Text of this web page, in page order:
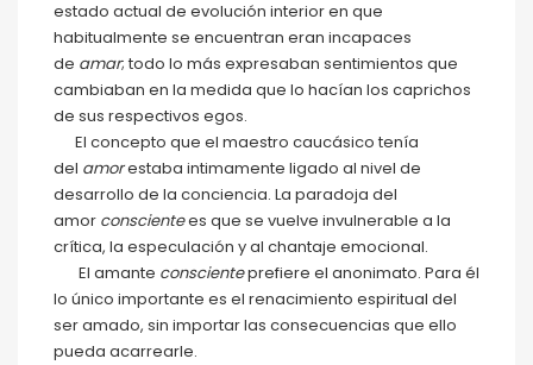
estado actual de evolución interior en que
habitualmente se encuentran eran incapaces
de amar; todo lo más expresaban sentimientos que
cambiaban en la medida que lo hacían los caprichos
de sus respectivos egos.
El concepto que el maestro caucásico tenía
del amorestaba intimamente ligado al nivel de
desarrollo de la conciencia. La paradoja del
amor conscientees que se vuelve invulnerable a la
crítica, la especulación y al chantaje emocional.
El amante conscienteprefiere el anonimato. Para él
lo único importante es el renacimiento espiritual del
ser amado, sin importar las consecuencias que ello
pueda acarrearle.